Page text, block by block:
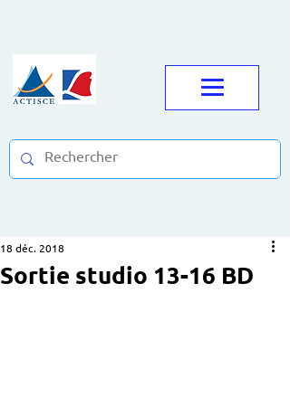
Sortie studio 13-16 BD
18 déc. 2018